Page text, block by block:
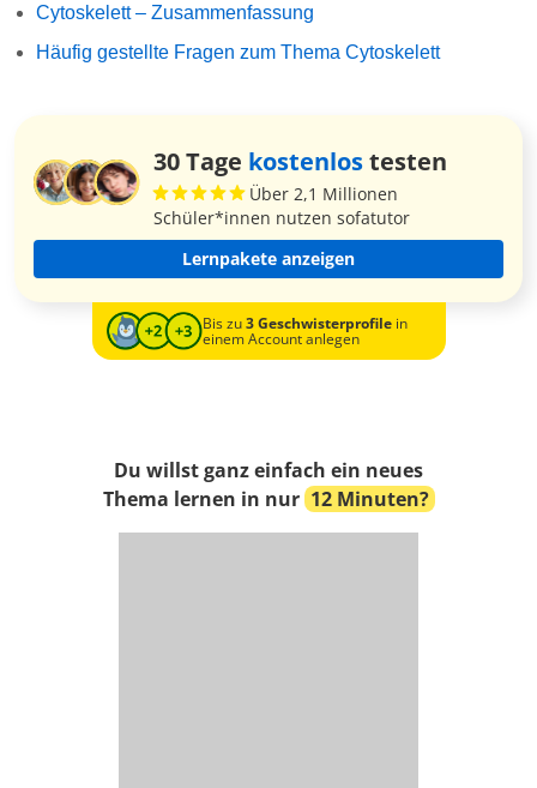
Cytoskelett – Zusammenfassung
Häufig gestellte Fragen zum Thema Cytoskelett
30 Tage kostenlostesten
Über 2,1 Millionen
Schüler*innen nutzen sofatutor
Lernpakete anzeigen
Bis zu3 Geschwisterprofilein
einem Account anlegen
Du willst ganz einfach ein neues
Thema lernen in nur 12 Minuten?